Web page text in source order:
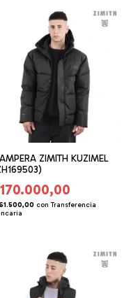
ZIMITH KUZIMEL
con Transferencia